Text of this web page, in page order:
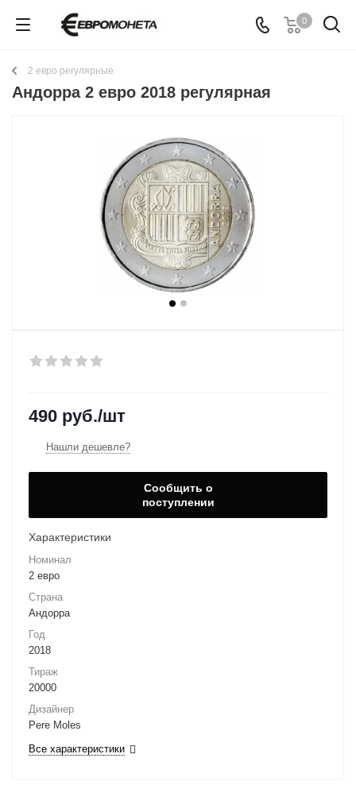
0
2 евро регулярные
Андорра 2 евро 2018 регулярная
490 руб./шт
Нашли дешевле?
Сообщить о
поступлении
Характеристики
Номинал
2 евро
Страна
Андорра
Год
2018
Тираж
20000
Дизайнер
Pere Moles
Все характеристики